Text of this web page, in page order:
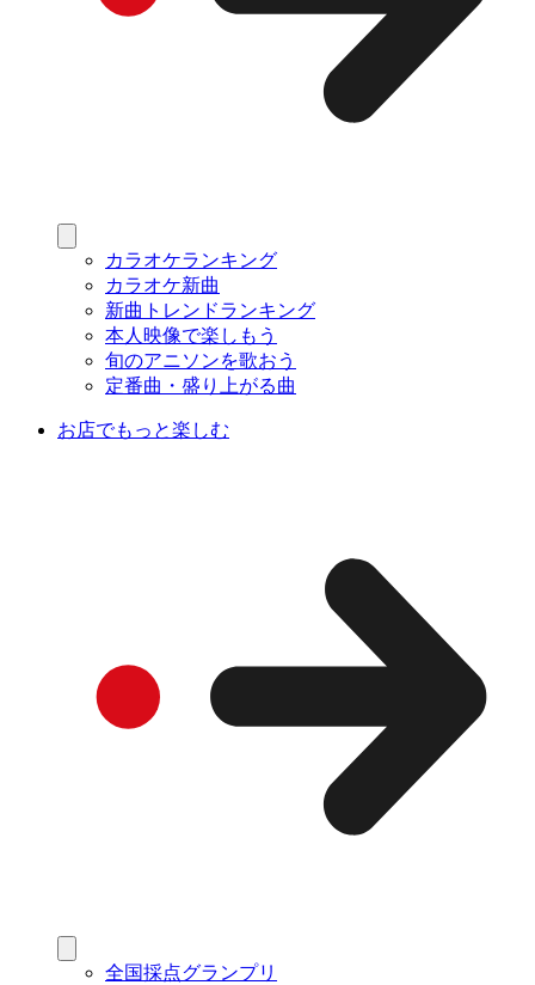
カラオケランキング
カラオケ新曲
新曲トレンドランキング
本人映像で楽しもう
旬のアニソンを歌おう
定番曲・盛り上がる曲
お店でもっと楽しむ
全国採点グランプリ